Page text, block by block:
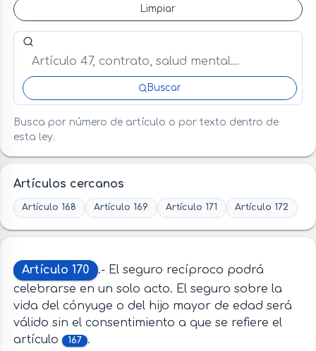
Limpiar
Buscar artículo o término en esta ley
Buscar
Busca por número de artículo o por texto dentro de
esta ley.
Artículos cercanos
Artículo 168 Artículo 169 Artículo 171 Artículo 172
Artículo 170
.- El seguro recíproco podrá
celebrarse en un solo acto. El seguro sobre la
vida del cónyuge o del hijo mayor de edad será
válido sin el consentimiento a que se refiere el
artículo
167 .